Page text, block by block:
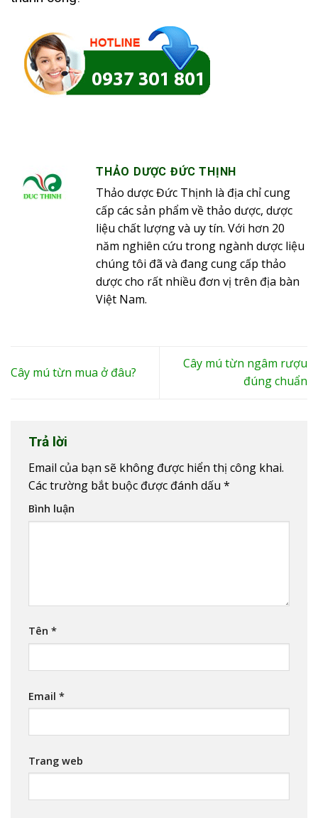
THẢO DƯỢC ĐỨC THỊNH
Thảo dược Đức Thịnh là địa chỉ cung
cấp các sản phẩm về thảo dược, dược
liệu chất lượng và uy tín. Với hơn 20
năm nghiên cứu trong ngành dược liệu
chúng tôi đã và đang cung cấp thảo
dược cho rất nhiều đơn vị trên địa bàn
Việt Nam.
Cây mú từn mua ở đâu?
Cây mú từn ngâm rượu
đúng chuẩn
Trả lời
Email của bạn sẽ không được hiển thị công khai.
Các trường bắt buộc được đánh dấu *
Bình luận
Tên *
Email *
Trang web